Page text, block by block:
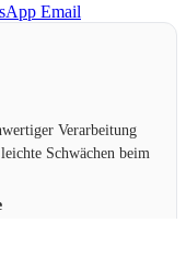
Email
Verarbeitung
Schwächen beim